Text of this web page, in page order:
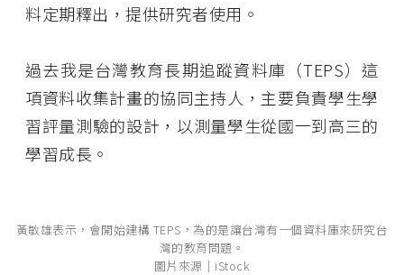
料定期釋出，提供研究者使用。
過去我是台灣教育長期追蹤資料庫（TEPS）這
項資料收集計畫的協同主持人，主要負責學生學
習評量測驗的設計，以測量學生從國一到高三的
學習成長。
黃敏雄表示，會開始建構 TEPS，為的是讓台灣有一個資料庫來研究台
灣的教育問題。
圖片來源│iStock